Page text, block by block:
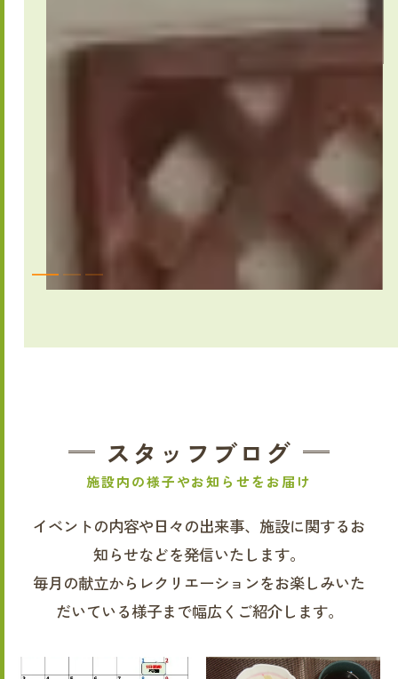
施設内の様子やお知らせをお届け
スタッフブログ
イベントの内容や日々の出来事、施設に関するお
知らせなどを発信いたします。
毎月の献立からレクリエーションをお楽しみいた
だいている様子まで幅広くご紹介します。